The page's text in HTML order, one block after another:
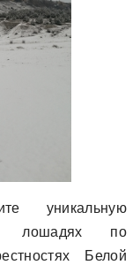
уникальную
лошадях по
Белой